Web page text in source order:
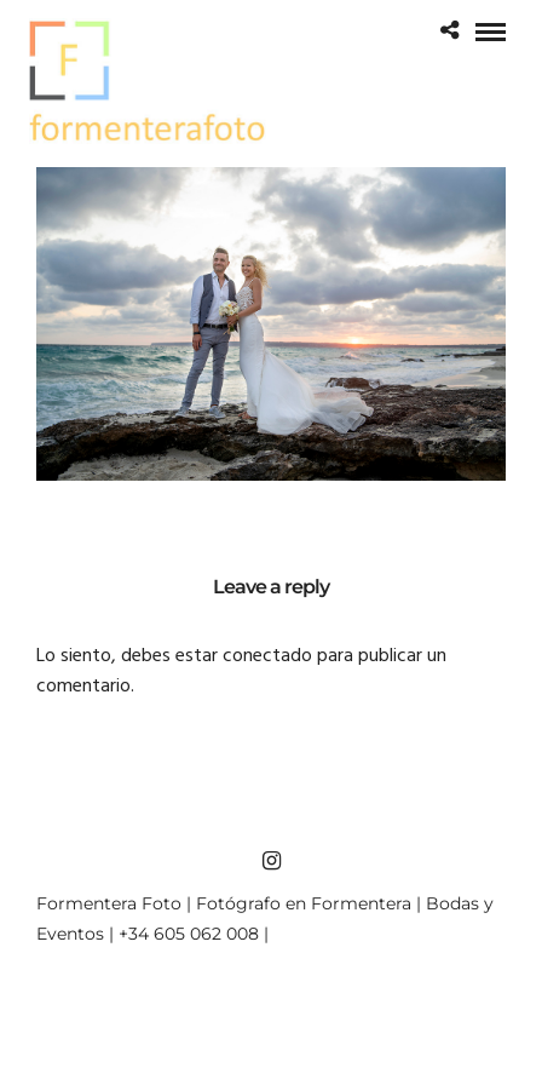
Leave a reply
Lo siento, debes estarconectadopara publicar un
comentario.
Formentera Foto | Fotógrafo en Formentera | Bodas y
Eventos | +34 605 062 008 |